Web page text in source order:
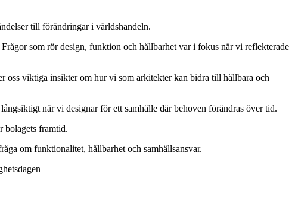
till förändringar i världshandeln.
som rör design, funktion och hållbarhet var i fokus när vi reflekterade
oss viktiga insikter om hur vi som arkitekter kan bidra till hållbara och
när vi designar för ett samhälle där behoven förändras över tid.
bolagets framtid.
om funktionalitet, hållbarhet och samhällsansvar.